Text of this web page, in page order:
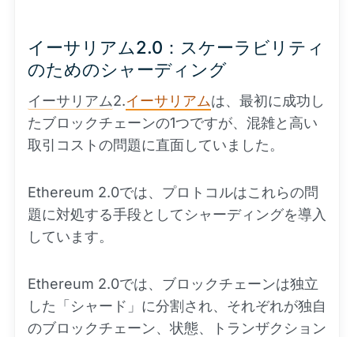
イーサリアム2.0：スケーラビリティ
のためのシャーディング
イーサリアム2.イーサリアムは、最初に成功し
たブロックチェーンの1つですが、混雑と高い
取引コストの問題に直面していました。
Ethereum 2.0では、プロトコルはこれらの問
題に対処する手段としてシャーディングを導入
しています。
Ethereum 2.0では、ブロックチェーンは独立
した「シャード」に分割され、それぞれが独自
のブロックチェーン、状態、トランザクション